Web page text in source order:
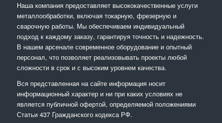
Наша компания предоставляет высококачественные услуги
металлообработки, включая токарную, фрезерную и
сварочную работы. Мы обеспечиваем индивидуальный
подход к каждому заказу, гарантируя точность и надежность.
В нашем арсенале современное оборудование и опытный
персонал, что позволяет реализовывать проекты любой
сложности в срок и с высоким уровнем качества.
Вся представленная на сайте информация носит
информационный характер и ни при каких условиях не
является публичной офертой, определяемой положениями
Статьи 437 Гражданского кодекса РФ.